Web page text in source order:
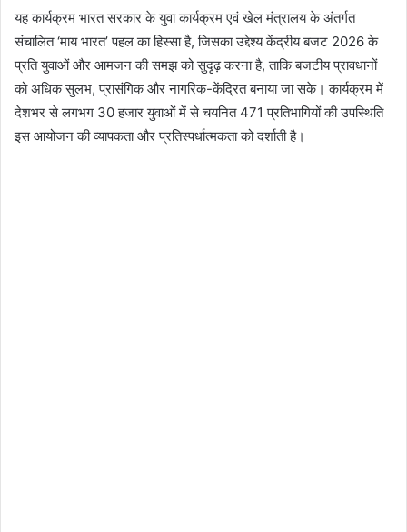
यह कार्यक्रम भारत सरकार के युवा कार्यक्रम एवं खेल मंत्रालय के अंतर्गत
संचालित ‘माय भारत’ पहल का हिस्सा है, जिसका उद्देश्य केंद्रीय बजट 2026 के
प्रति युवाओं और आमजन की समझ को सुदृढ़ करना है, ताकि बजटीय प्रावधानों
को अधिक सुलभ, प्रासंगिक और नागरिक-केंद्रित बनाया जा सके। कार्यक्रम में
देशभर से लगभग 30 हजार युवाओं में से चयनित 471 प्रतिभागियों की उपस्थिति
इस आयोजन की व्यापकता और प्रतिस्पर्धात्मकता को दर्शाती है।